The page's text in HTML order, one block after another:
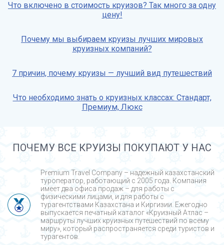
Что включено в стоимость круизов? Так много за одну
цену!
Почему мы выбираем круизы лучших мировых
круизных компаний?
7 причин, почему круизы — лучший вид путешествий
Что необходимо знать о круизных классах: Стандарт,
Премиум, Люкс
ПОЧЕМУ ВСЕ КРУИЗЫ ПОКУПАЮТ У НАС
Premium Travel Company – надежный казахстанский
туроператор, работающий с 2005 года. Компания
имеет два офиса продаж – для работы с
физическими лицами, и для работы с
турагентствами Казахстана и Киргизии. Ежегодно
выпускается печатный каталог «Круизный Атлас –
маршруты лучших круизных путешествий по всему
миру», который распространяется среди туристов и
турагентов.